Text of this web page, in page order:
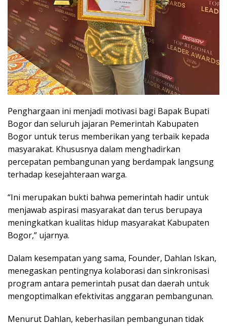
Penghargaan ini menjadi motivasi bagi Bapak Bupati
Bogor dan seluruh jajaran Pemerintah Kabupaten
Bogor untuk terus memberikan yang terbaik kepada
masyarakat. Khususnya dalam menghadirkan
percepatan pembangunan yang berdampak langsung
terhadap kesejahteraan warga.
“Ini merupakan bukti bahwa pemerintah hadir untuk
menjawab aspirasi masyarakat dan terus berupaya
meningkatkan kualitas hidup masyarakat Kabupaten
Bogor,” ujarnya.
Dalam kesempatan yang sama, Founder, Dahlan Iskan,
menegaskan pentingnya kolaborasi dan sinkronisasi
program antara pemerintah pusat dan daerah untuk
mengoptimalkan efektivitas anggaran pembangunan.
Menurut Dahlan, keberhasilan pembangunan tidak